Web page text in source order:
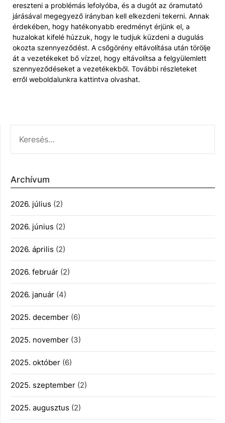
ereszteni a problémás lefolyóba, és a dugót az óramutató
járásával megegyező irányban kell elkezdeni tekerni. Annak
érdekében, hogy hatékonyabb eredményt érjünk el, a
huzalokat kifelé húzzuk, hogy le tudjuk küzdeni a dugulás
okozta szennyeződést. A csőgörény eltávolítása után törölje
át a vezetékeket bő vízzel, hogy eltávolítsa a felgyülemlett
szennyeződéseket a vezetékekből. További részleteket
erről weboldalunkra kattintva olvashat.
Archívum
2026. július (2)
2026. június (2)
2026. április (2)
2026. február (2)
2026. január (4)
2025. december (6)
2025. november (3)
2025. október (6)
2025. szeptember (2)
2025. augusztus (2)